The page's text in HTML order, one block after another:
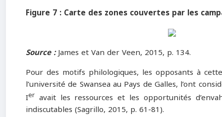
Figure 7 : Carte des zones couvertes par les
Source :James et Van der Veen, 2015, p. 134.
Pour des motifs philologiques, les opposants à
l’université de Swansea au Pays de Galles, l’ont
Ier avait les ressources et les opportunités
indiscutables (Sagrillo, 2015, p. 61-81).